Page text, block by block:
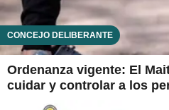
CONCEJO DELIBERANTE
Ordenanza vigente: El
cuidar y controlar a los